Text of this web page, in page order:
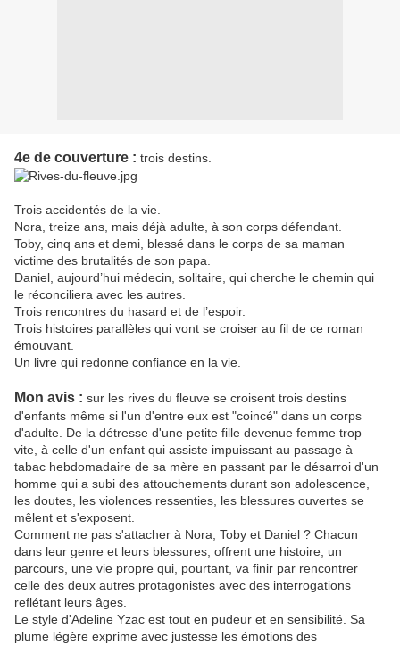
4e de couverture : trois destins.
Trois accidentés de la vie.
Nora, treize ans, mais déjà adulte, à son corps défendant.
Toby, cinq ans et demi, blessé dans le corps de sa maman
victime des brutalités de son papa.
Daniel, aujourd’hui médecin, solitaire, qui cherche le chemin qui
le réconciliera avec les autres.
Trois rencontres du hasard et de l’espoir.
Trois histoires parallèles qui vont se croiser au fil de ce roman
émouvant.
Un livre qui redonne confiance en la vie.
Mon avis : sur les rives du fleuve se croisent trois destins
d'enfants même si l'un d'entre eux est "coincé" dans un corps
d'adulte. De la détresse d'une petite fille devenue femme trop
vite, à celle d'un enfant qui assiste impuissant au passage à
tabac hebdomadaire de sa mère en passant par le désarroi d'un
homme qui a subi des attouchements durant son adolescence,
les doutes, les violences ressenties, les blessures ouvertes se
mêlent et s'exposent.
Comment ne pas s'attacher à Nora, Toby et Daniel ? Chacun
dans leur genre et leurs blessures, offrent une histoire, un
parcours, une vie propre qui, pourtant, va finir par rencontrer
celle des deux autres protagonistes avec des interrogations
reflétant leurs âges.
Le style d'Adeline Yzac est tout en pudeur et en sensibilité. Sa
plume légère exprime avec justesse les émotions des